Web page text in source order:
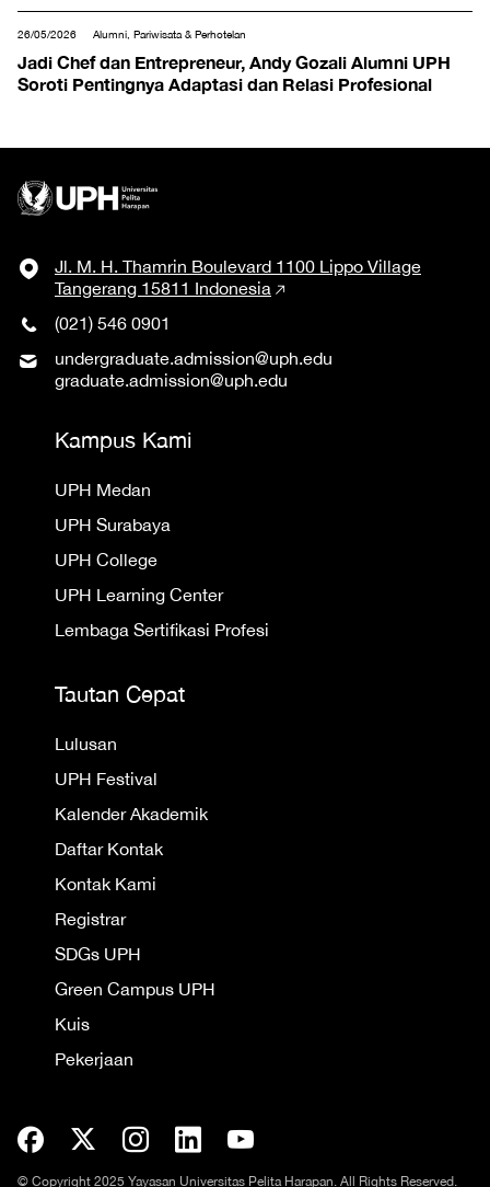
26/05/2026 Alumni, Pariwisata & Perhotelan
Jadi Chef dan Entrepreneur, Andy Gozali Alumni UPH
Soroti Pentingnya Adaptasi dan Relasi Profesional
Jl. M. H. Thamrin Boulevard 1100 Lippo Village
Tangerang 15811 Indonesia
(021) 546 0901
undergraduate.admission@uph.edu
graduate.admission@uph.edu
Kampus Kami
UPH Medan
UPH Surabaya
UPH College
UPH Learning Center
Lembaga Sertifikasi Profesi
Tautan Cepat
Lulusan
UPH Festival
Kalender Akademik
Daftar Kontak
Kontak Kami
Registrar
SDGs UPH
Green Campus UPH
Kuis
Pekerjaan
© Copyright 2025 Yayasan Universitas Pelita Harapan. All Rights Reserved.